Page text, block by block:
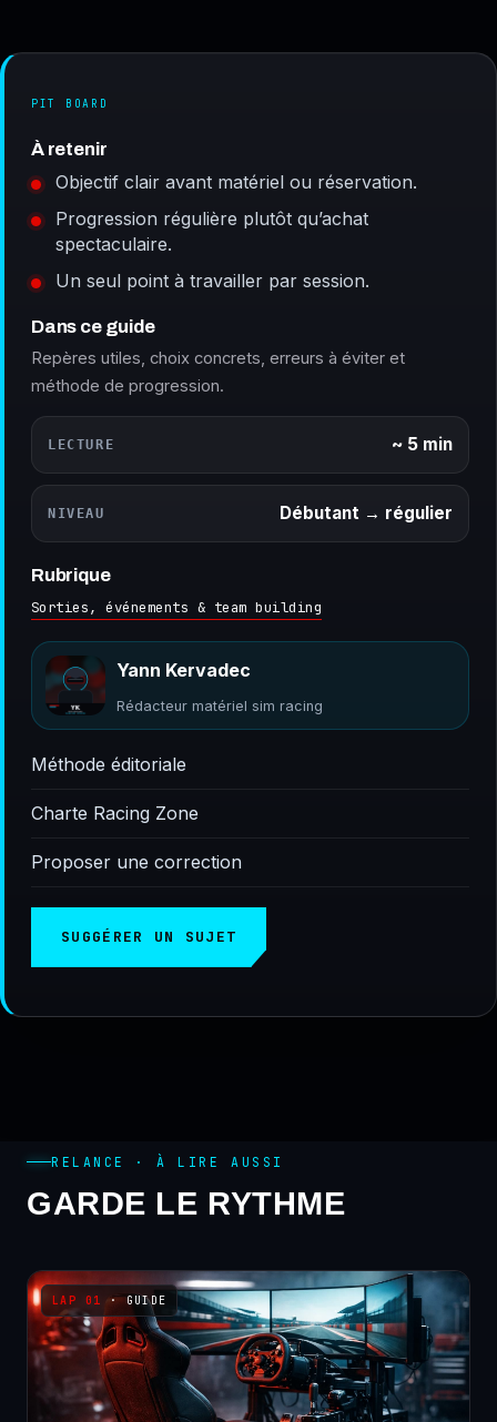
PIT BOARD
À retenir
Objectif clair avant matériel ou réservation.
Progression régulière plutôt qu’achat
spectaculaire.
Un seul point à travailler par session.
Dans ce guide
Repères utiles, choix concrets, erreurs à éviter et
méthode de progression.
LECTURE ~ 5 min
NIVEAU Débutant → régulier
Rubrique
Sorties, événements & team building
Yann Kervadec
Rédacteur matériel sim racing
Méthode éditoriale
Charte Racing Zone
Proposer une correction
SUGGÉRER UN SUJET
RELANCE · À LIRE AUSSI
GARDE LE RYTHME
· GUIDE